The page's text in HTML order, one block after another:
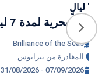
7 ليالٍ
رحلة بحرية لمدة 7 ليالٍ لأفضل ما في اليونان
Brilliance of the Seas
المغادرة من بيرايوس
31/08/2026 - 07/09/2026